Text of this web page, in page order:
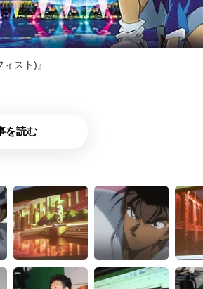
スト)』
を読む